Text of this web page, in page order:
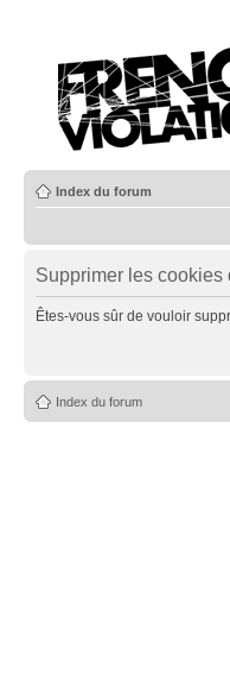
Index du forum
Supprimer les cookies
Êtes-vous sûr de vouloir
Index du forum